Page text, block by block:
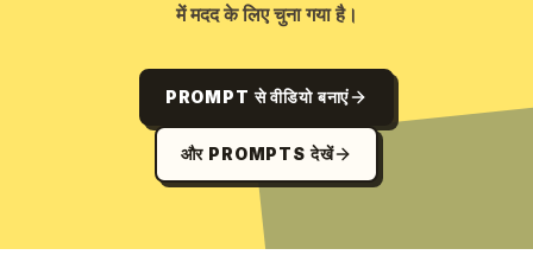
में मदद के लिए चुना गया है।
PROMPT से वीडियो बनाएं
और PROMPTS देखें